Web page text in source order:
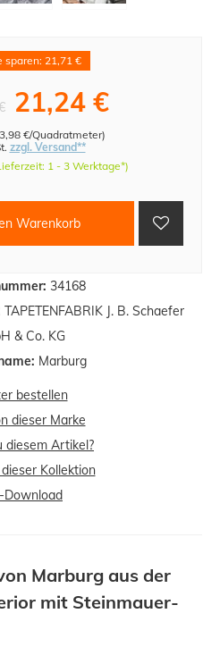
34168
TAPETENFABRIK J. B. Schaefer
& Co. KG
Marburg
sparen: 21,71 €
21,24 €
3,98 €/Quadratmeter)
zzgl. Versand**
1 - 3 Werktage*)
Warenkorb
bestellen
dieser Marke
diesem Artikel?
Kollektion
Download
Marburg aus der
mit Steinmauer-